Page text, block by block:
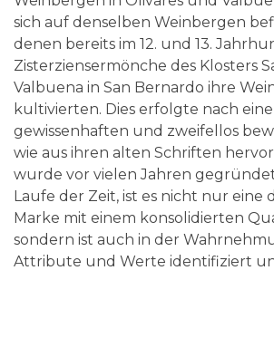
sich auf denselben Weinbergen
denen bereits im 12. und 13.
Zisterziensermönche des Klosters
Valbuena in San Bernardo ihre
kultivierten. Dies erfolgte nach
gewissenhaften und zweifellos
wie aus ihren alten Schriften
wurde vor vielen Jahren
Laufe der Zeit, ist es nicht nur eine
Marke mit einem konsolidierten
sondern ist auch in der
Attribute und Werte identifiziert